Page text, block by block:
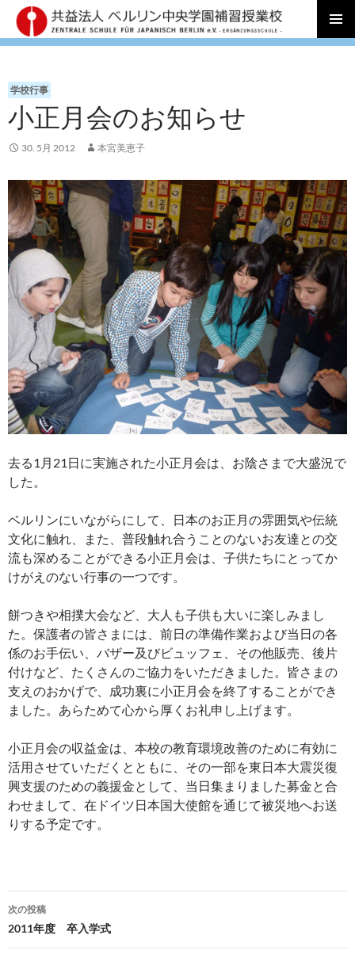
メインメ
コ
ン
ン
ツ
へ
ス
キ
プ
学校行事
小正月会のお知らせ
30. 5月 2012 本宮美恵子
去る1月21日に実施された小正月会は、お陰さまで大盛況で
した。
ベルリンにいながらにして、日本のお正月の雰囲気や伝統
文化に触れ、また、普段触れ合うことのないお友達との交
流も深めることができる小正月会は、子供たちにとってか
けがえのない行事の一つです。
餅つきや相撲大会など、大人も子供も大いに楽しみまし
た。保護者の皆さまには、前日の準備作業および当日の各
係のお手伝い、バザー及びビュッフェ、その他販売、後片
付けなど、たくさんのご協力をいただきました。皆さまの
支えのおかげで、成功裏に小正月会を終了することができ
ました。あらためて心から厚くお礼申し上げます。
小正月会の収益金は、本校の教育環境改善のために有効に
活用させていただくとともに、その一部を東日本大震災復
興支援のための義援金として、当日集まりました募金と合
わせまして、在ドイツ日本国大使館を通じて被災地へお送
りする予定です。
投
稿
次の投稿
2011年度 卒入学式